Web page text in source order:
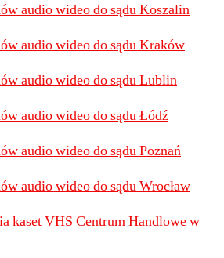
audio wideo do sądu Koszalin
audio wideo do sądu Kraków
audio wideo do sądu Lublin
audio wideo do sądu Łódź
audio wideo do sądu Poznań
audio wideo do sądu Wrocław
kaset VHS Centrum Handlowe w